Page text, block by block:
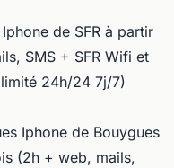
de SFR à partir
SMS + SFR Wifi et
24h/24 7j/7)
Iphone de Bouygues
(2h + web, mails,